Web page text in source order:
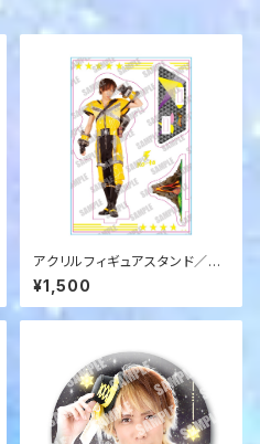
アクリルフィギュアスタンド／ワ
ンマン衣装／こーた RASK-0
3
¥1,500